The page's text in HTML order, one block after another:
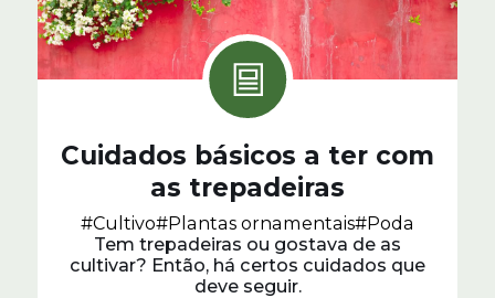
Cuidados básicos a ter com
as trepadeiras
#Cultivo#Plantas ornamentais#Poda
Tem trepadeiras ou gostava de as
cultivar? Então, há certos cuidados que
deve seguir.